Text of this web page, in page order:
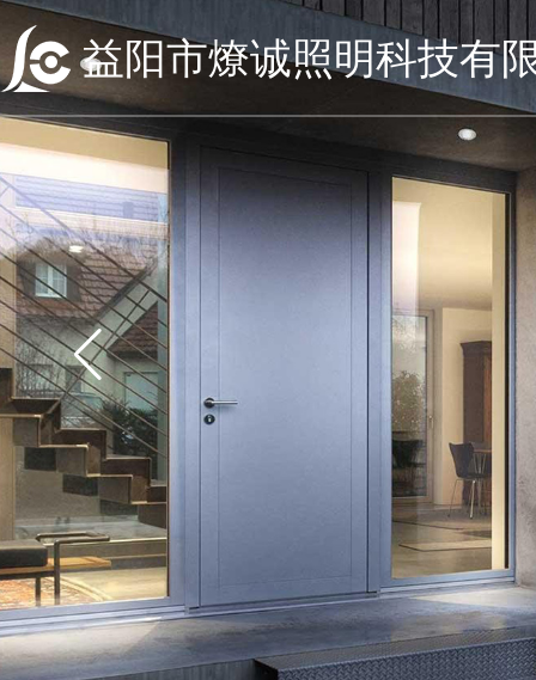
益阳市燎诚照明科技有